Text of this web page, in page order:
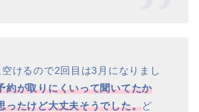
けるので2回目は3月になりまし
約が取りにくいって聞いてたか
ったけど大丈夫そうでした。ど